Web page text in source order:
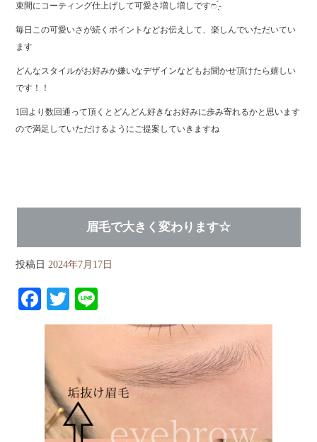
束間にコーティング仕上げして可愛さ増し増しですෆ ̖́-‬
毎日この可愛いさが続くポイントなどお伝えして、楽しんでいただいてい
ます
どんなスタイルがお好みか嫌いなデザインなどもお聞かせ頂けたら嬉しい
です！！
1回より数回通って頂くとどんどん好きなお好みに歩み寄れるかと思います
ので満足していただけるようにご提案していきますね
眉毛で大きく変わります☆
投稿日 2024年7月17日
Fa
ce
ok
T
wi ne